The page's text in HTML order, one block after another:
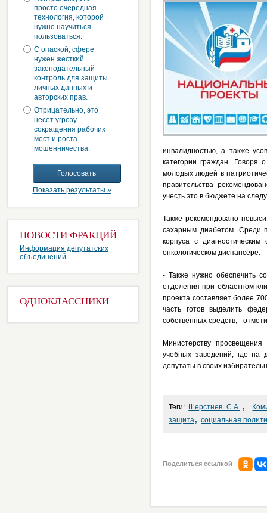
просто очередная
технология, которой
нужно научиться
пользоваться.
С опаской, сфере
нужен жесткий
законодательный
контроль для защиты
личных данных и
авторских прав.
Отрицательно, это
несет угрозу
сокращения рабочих
мест и роста
мошенничества.
Показать результаты »
НОВОСТИ ФРАКЦИЙ
Информация депутатских
объединений
ОДНОКЛАССНИКИ
инвалидностью, а также
категории граждан. Говоря
молодых людей в
правительства
учесть это в бюджете на
Также рекомендовано
сахарным диабетом. Среди
корпуса с
онкологическом диспансере.
- Также нужно обеспечить
отделения при областном
проекта составляет более
часть готов выделить
собственных средств, -
Министерству
учебных заведений, где на
депутаты в своих
Теги: Шерстнев С.А. ,
защита, социальная
Поделиться ссылкой